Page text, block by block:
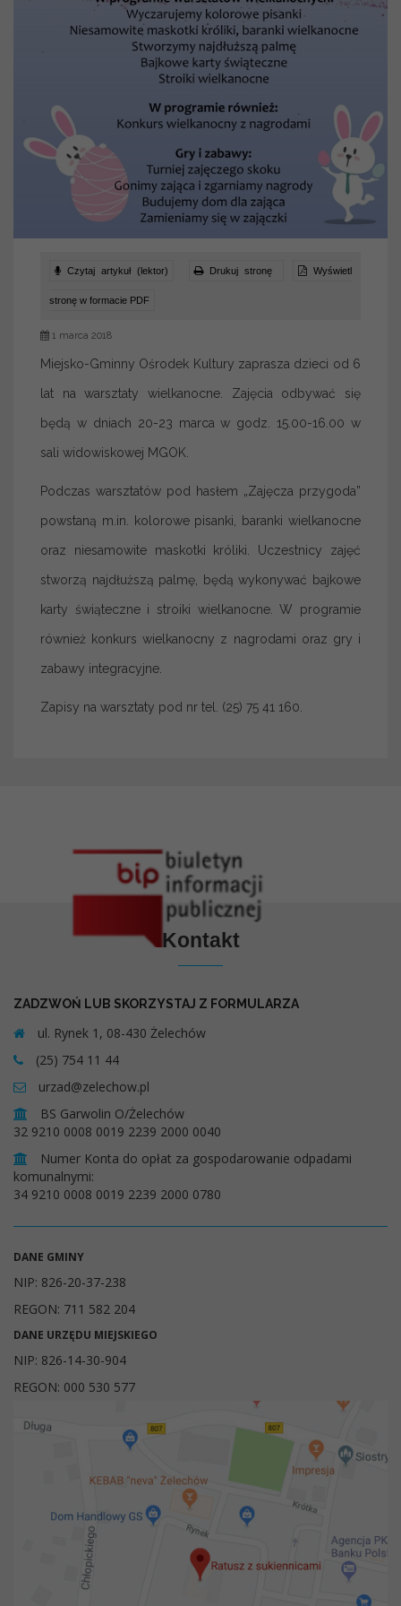
Czytaj artykuł (lektor) Drukuj stronę Wyświetl
stronę w formacie PDF
1 marca 2018
Miejsko-Gminny Ośrodek Kultury zaprasza dzieci od 6
lat na warsztaty wielkanocne. Zajęcia odbywać się
będą w dniach 20-23 marca w godz. 15.00-16.00 w
sali widowiskowej MGOK.
Podczas warsztatów pod hasłem „Zajęcza przygoda”
powstaną m.in. kolorowe pisanki, baranki wielkanocne
oraz niesamowite maskotki króliki. Uczestnicy zajęć
stworzą najdłuższą palmę, będą wykonywać bajkowe
karty świąteczne i stroiki wielkanocne. W programie
również konkurs wielkanocny z nagrodami oraz gry i
zabawy integracyjne.
Zapisy na warsztaty pod nr tel. (25) 75 41 160.
Kontakt
ZADZWOŃ LUB SKORZYSTAJ Z FORMULARZA
ul. Rynek 1, 08-430 Żelechów
(25) 754 11 44
urzad@zelechow.pl
BS Garwolin O/Żelechów
32 9210 0008 0019 2239 2000 0040
Numer Konta do opłat za gospodarowanie odpadami
komunalnymi:
34 9210 0008 0019 2239 2000 0780
DANE GMINY
NIP: 826-20-37-238
REGON: 711 582 204
DANE URZĘDU MIEJSKIEGO
NIP: 826-14-30-904
REGON: 000 530 577